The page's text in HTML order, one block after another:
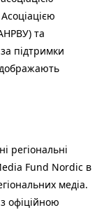
та
підтримки
регіональні
Fund Nordic в
медіа.
офіційною